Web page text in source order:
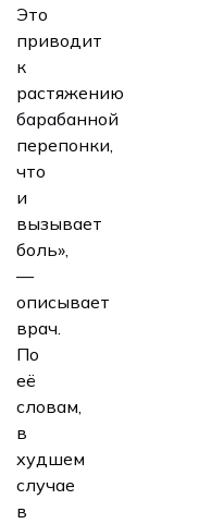
Это
приводит
к
растяжению
барабанной
перепонки,
что
и
вызывает
боль»,
—
описывает
врач.
По
её
словам,
в
худшем
случае
в